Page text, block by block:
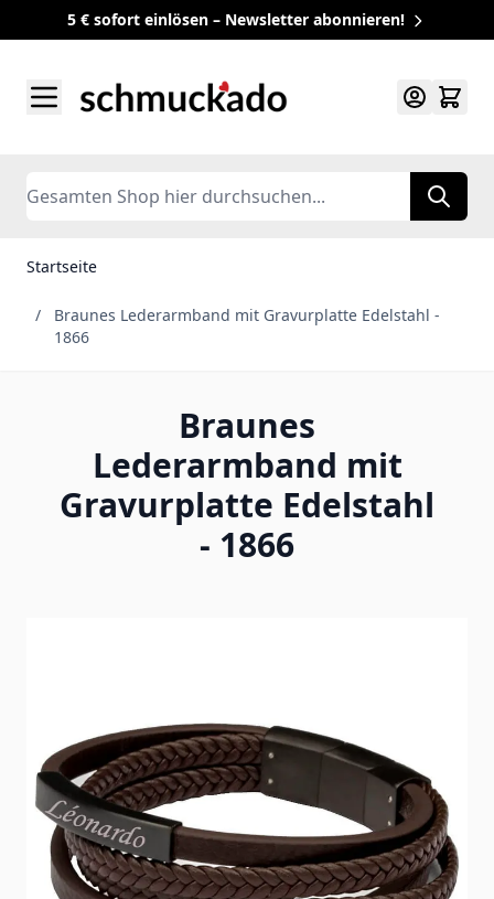
5 € sofort einlösen – Newsletter abonnieren!
Search
Startseite
/
Braunes Lederarmband mit Gravurplatte Edelstahl -
1866
Braunes
Lederarmband mit
Gravurplatte Edelstahl
- 1866